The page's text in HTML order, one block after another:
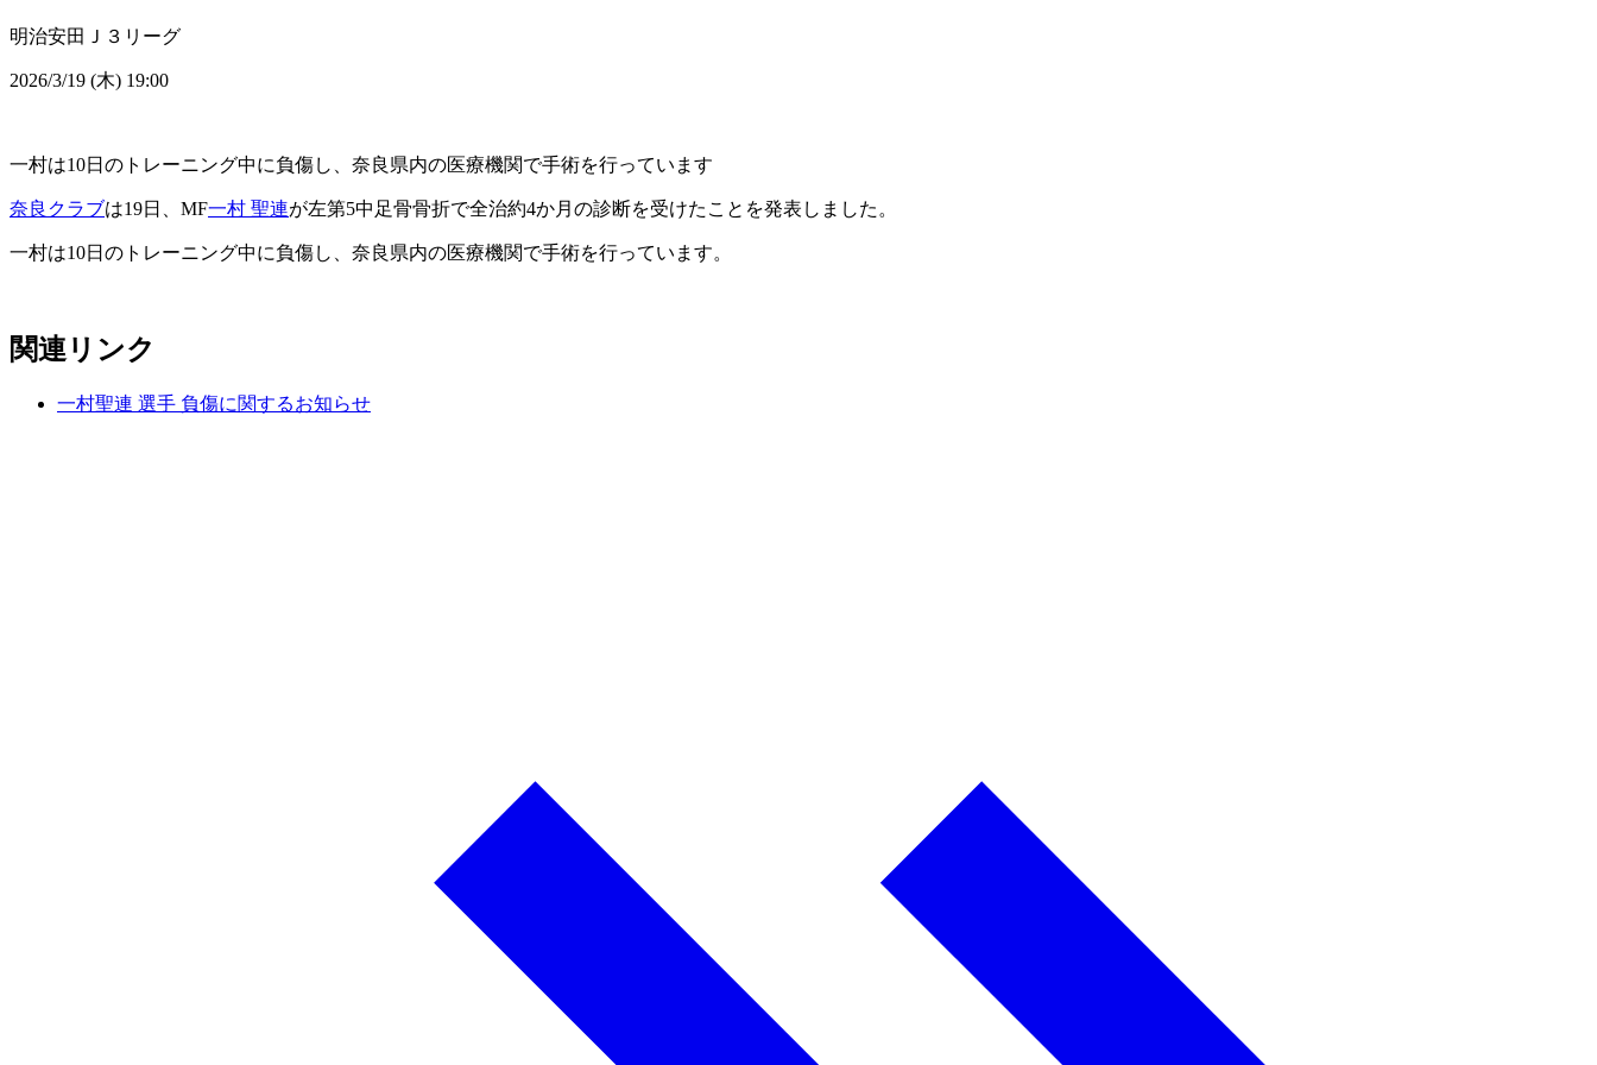
明治安田Ｊ３リーグ
2026/3/19 (木) 19:00
一村は10日のトレーニング中に負傷し、奈良県内の医療機関で手術を行っています
奈良クラブは19日、MF一村 聖連が左第5中足骨骨折で全治約4か月の診断を受けたことを発表しました。
一村は10日のトレーニング中に負傷し、奈良県内の医療機関で手術を行っています。
関連リンク
一村聖連 選手 負傷に関するお知らせ